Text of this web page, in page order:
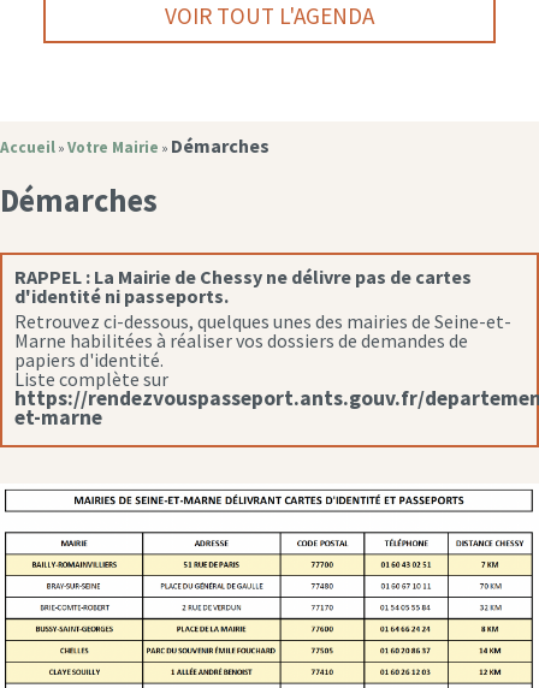
VOIR TOUT L'AGENDA
Accueil » Votre Mairie » Démarches
Démarches
RAPPEL : La Mairie de Chessy ne délivre pas de cartes
d'identité ni passeports.
Retrouvez ci-dessous, quelques unes des mairies de Seine-et-
Marne habilitées à réaliser vos dossiers de demandes de
papiers d'identité.
Liste complète sur
https://rendezvouspasseport.ants.gouv.fr/
et-marne